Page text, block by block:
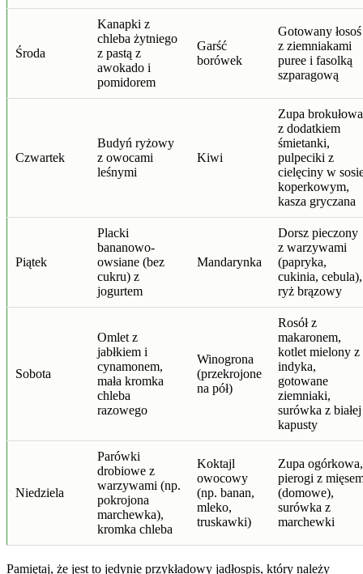
Środa
Kanapki z
chleba żytniego
z pastą z
awokado i
pomidorem
Garść
borówek
Gotowany łosoś
z ziemniakami
puree i fasolką
szparagową
Czwartek
Budyń ryżowy
z owocami
leśnymi
Kiwi
Zupa brokułowa
z dodatkiem
śmietanki,
pulpeciki z
cielęciny w
koperkowym,
kasza gryczana
Piątek
Placki
bananowo-
owsiane (bez
cukru) z
jogurtem
Mandarynka
Dorsz pieczony
z warzywami
(papryka,
cukinia, cebula),
ryż brązowy
Sobota
Omlet z
jabłkiem i
cynamonem,
mała kromka
chleba
razowego
Winogrona
(przekrojone
na pół)
Rosół z
makaronem,
kotlet mielony z
indyka,
gotowane
ziemniaki,
surówka z białej
kapusty
Niedziela
Parówki
drobiowe z
warzywami (np.
pokrojona
marchewka),
kromka chleba
Koktajl
owocowy
(np. banan,
mleko,
truskawki)
Zupa ogórkowa,
pierogi z
(domowe),
surówka z
marchewki
Pamiętaj, że jest to jedynie przykładowy jadłospis, który należy